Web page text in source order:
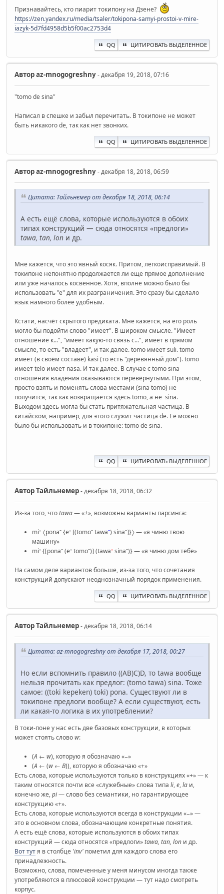
Признавайтесь, кто пиарит токипону на Дзене?
https://zen.yandex.ru/media/tsaler/tokipona-samyi-prostoi-v-mire-
iazyk-5d7fd4958d5b5f00ac2753d4
QQ ЦИТИРОВАТЬ ВЫДЕЛЕННОЕ
Авторaz-mnogogreshny- декабря 19, 2018, 07:16
"tomo de sina"
Написал в спешке и забыл перечитать. В токипоне не может
быть никакого de, так как нет звонких.
QQ ЦИТИРОВАТЬ ВЫДЕЛЕННОЕ
Авторaz-mnogogreshny- декабря 18, 2018, 06:59
Цитата: Тайльнемер от декабря 18, 2018, 06:14
А есть ещё слова, которые используются в обоих
типах конструкций — сюда относятся «предлоги»
tawa, tan, lon и др.
Мне кажется, что это явный косяк. Притом, легкоисправимый. В
токипоне непонятно продолжается ли еще прямое дополнение
или уже началось косвенное. Хотя, вполне можно было бы
использовать "е" для их разграничения. Это сразу бы сделало
язык намного более удобным.
Кстати, насчёт скрытого предиката. Мне кажется, на его роль
могло бы подойти слово "имеет". В широком смысле. "Имеет
отношение к...", "имеет какую-то связь с...", имеет в прямом
смысле, то есть "владеет", и так далее. tomo имеет suli. tomo
имеет (в своём составе) kasi (то есть "деревянный дом"). tomo
имеет telo имеет nasa. И так далее. В случае с tomo sina
отношения владения оказываются перевёрнутыми. При этом,
просто взять и поменять слова местами (sina tomo) не
получится, так как возвращается здесь tomo, а не sina.
Выходом здесь могла бы стать притяжательная частица. В
китайском, например, для этого служит частица de. Её можно
было бы использовать и в токипоне: tomo de sina.
QQ ЦИТИРОВАТЬ ВЫДЕЛЕННОЕ
АвторТайльнемер- декабря 18, 2018, 06:32
Из-за того, чтоtawa— «±», возможны варианты парсинга:
mi⁺ 〈pona⁻ {e⁺ [(tomo⁻ tawa⁻) sina⁻]}〉 — «я чиню твою
машину»
mi⁺ {[pona⁻ (e⁺ tomo⁻)] (tawa⁺sina⁻)} — «я чиню дом тебе»
На самом деле вариантов больше, из-за того, что сочетания
конструкций допускают неоднозначный порядок применения.
QQ ЦИТИРОВАТЬ ВЫДЕЛЕННОЕ
АвторТайльнемер- декабря 18, 2018, 06:14
Цитата: az-mnogogreshny от декабря 17, 2018, 00:27
Но если вспомнить правило ((AB)C)D, то tawa вообще
нельзя прочитать как предлог: (tomo tawa) sina. Тоже
самое: ((toki kepeken) toki) pona. Существуют ли в
токипоне предлоги вообще? А если существуют, есть
ли какая-то логика в их употреблении?
В токи-поне у нас есть две базовых конструкции, в которых
может стоять словоw:
(A ← w), которую я обозначаю «−»
(A ← (w ← B)), которую я обозначаю «+»
Есть слова, которые используются только в конструкциях «+» — к
таким относятся почти все «служебные» слова типа li,e,la и,
конечно же,pi— слово без семантики, но гарантирующее
конструкцию «+».
Есть слова, которые используются всегда в конструкции «−» —
это в основном слова, обозначающие конкретные понятия.
А есть ещё слова, которые используются в обоих типах
конструкций — сюда относятся «предлоги»tawa, tan, lon и др.
Вот тутя в столбце 'inv' пометил для каждого слова его
принадлежность.
Возможно, слова, помеченные у меня минусом иногда также
употребляются в плюсовой конструкции — тут надо смотреть
корпус.